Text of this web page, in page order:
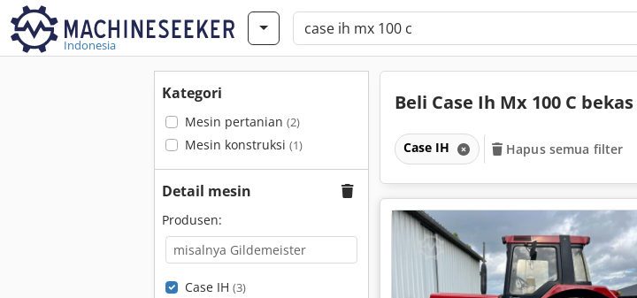
Indonesia
Kategori
Mesin pertanian (2)
Mesin konstruksi (1)
Detail mesin
Produsen:
Case IH (3)
Beli Case Ih Mx 100 C bekas
Case IH Hapus semua filter